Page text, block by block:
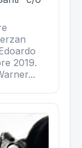
2019.